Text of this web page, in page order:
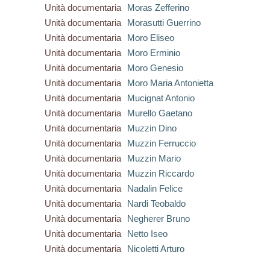
Unità documentaria
Moras Zefferino
Unità documentaria
Morasutti Guerrino
Unità documentaria
Moro Eliseo
Unità documentaria
Moro Erminio
Unità documentaria
Moro Genesio
Unità documentaria
Moro Maria Antonietta
Unità documentaria
Mucignat Antonio
Unità documentaria
Murello Gaetano
Unità documentaria
Muzzin Dino
Unità documentaria
Muzzin Ferruccio
Unità documentaria
Muzzin Mario
Unità documentaria
Muzzin Riccardo
Unità documentaria
Nadalin Felice
Unità documentaria
Nardi Teobaldo
Unità documentaria
Negherer Bruno
Unità documentaria
Netto Iseo
Unità documentaria
Nicoletti Arturo